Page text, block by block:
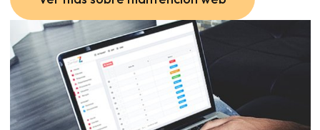
Ver más sobre mantención web